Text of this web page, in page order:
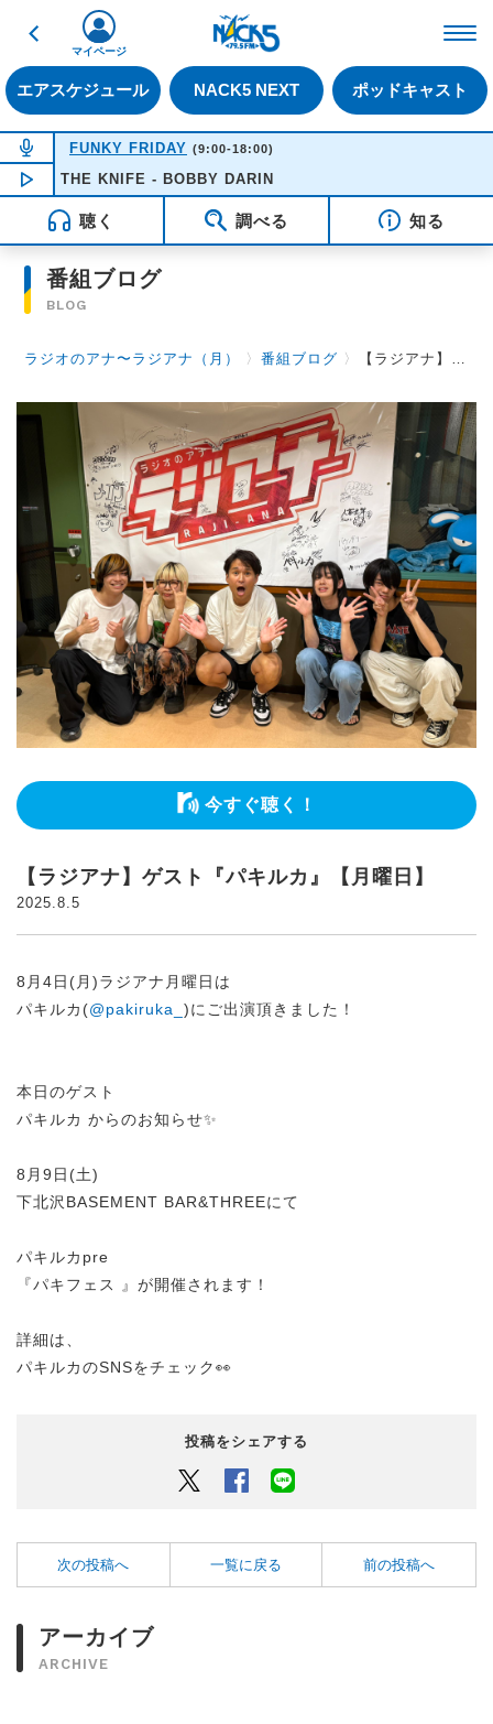
戻る
エアスケジュール NACK5 NEXT ポッドキャスト
マイページ
NOW ON AIR
FUNKY FRIDAY (9:00-18:00)
NOW PLAYING16:51
THE KNIFE - BOBBY DARIN
聴く 調べる 知る
番組ブログ
BLOG
ラジオのアナ〜ラジアナ（月） 〉番組ブログ 〉 【ラジアナ】ゲスト『パキルカ』【月曜日】
今すぐ聴く！
【ラジアナ】ゲスト『パキルカ』【月曜日】
2025.8.5
8月4日(月)ラジアナ月曜日は
パキルカ(@pakiruka_ )にご出演頂きました！
本日のゲスト
パキルカ からのお知らせ✨
8月9日(土)
下北沢BASEMENT BAR&THREEにて
パキルカpre
『パキフェス 』が開催されます！
詳細は、
パキルカのSNSをチェック👀
投稿をシェアする
Twitter Facebook
次の投稿へ 一覧に戻る 前の投稿へ
アーカイブ
ARCHIVE